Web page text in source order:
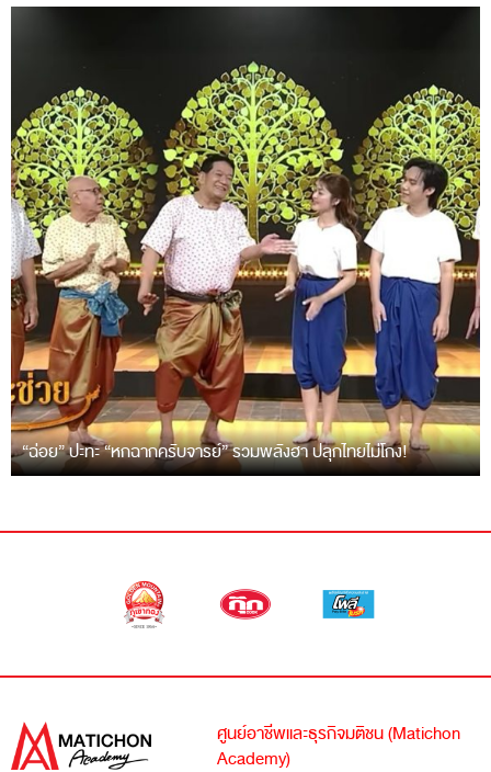
“ฉ่อย” ปะทะ “หกฉากครับจารย์” รวมพลังฮา ปลุกไทยไม่โกง!
ศูนย์อาชีพและธุรกิจมติชน (Matichon
Academy)